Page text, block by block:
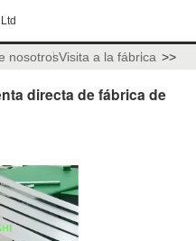
nosotrosVisita a la fábrica >>
directa de fábrica de